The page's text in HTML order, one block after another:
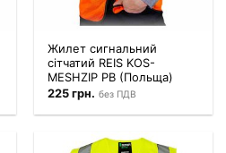
Жилет сигнальний
сітчатий REIS KOS-
MESHZIP PB (Польща)
225грн. без ПДВ